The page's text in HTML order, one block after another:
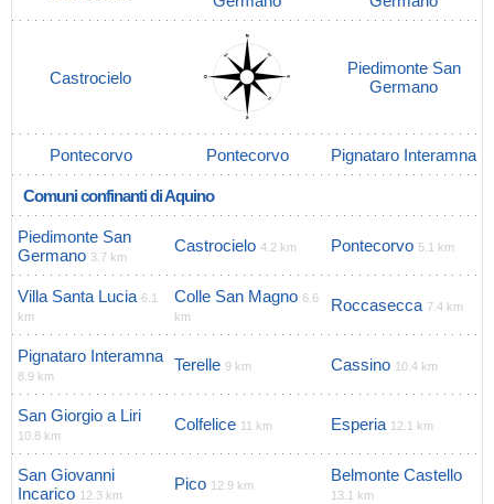
Castrocielo
Piedimonte San
Germano
Pontecorvo Pontecorvo Pignataro Interamna
Comuni confinanti di Aquino
Piedimonte San
Germano 3.7 km
Castrocielo 4.2 km Pontecorvo 5.1 km
Villa Santa Lucia 6.1
km
Colle San Magno 6.6
km
Roccasecca 7.4 km
Pignataro Interamna
8.9 km
Terelle 9 km Cassino 10.4 km
San Giorgio a Liri
10.8 km
Colfelice 11 km Esperia 12.1 km
San Giovanni
Incarico 12.3 km
Pico 12.9 km
Belmonte Castello
13.1 km